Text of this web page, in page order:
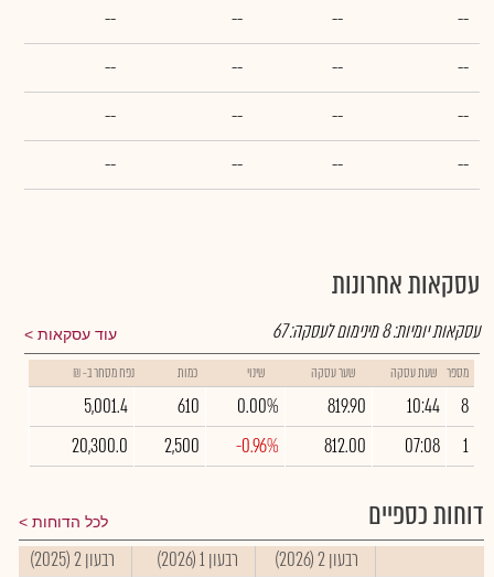
--
--
--
--
--
--
--
--
--
--
--
--
--
--
--
--
עסקאות אחרונות
עוד עסקאות עסקאות יומיות:8מינימום לעסקה:67
מספר שעת עסקה שער עסקה שינוי כמות נפח מסחר ב- ₪
8
10:44
819.90
0.00%
610
5,001.4
1
07:08
812.00
-0.96%
2,500
20,300.0
דוחות כספיים לכל הדוחות
רבעון 2 (2026) רבעון 1 (2026)
רבעון 2 (2025)